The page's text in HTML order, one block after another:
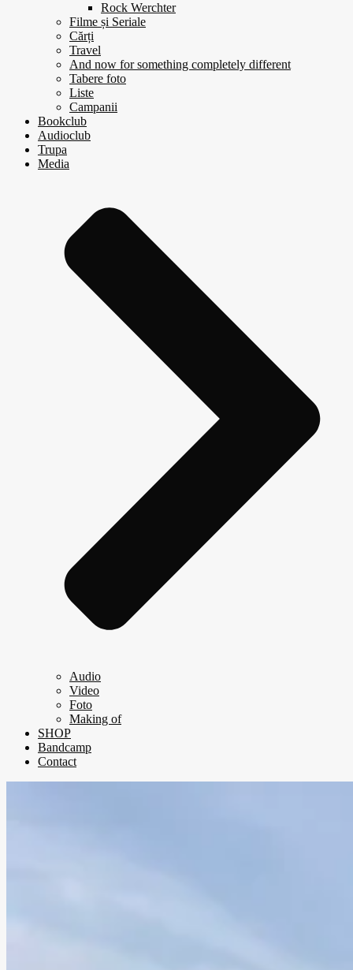
Rock Werchter
Filme și Seriale
Cărți
Travel
And now for something completely different
Tabere foto
Liste
Campanii
Bookclub
Audioclub
Trupa
Media
Audio
Video
Foto
Making of
SHOP
Bandcamp
Contact